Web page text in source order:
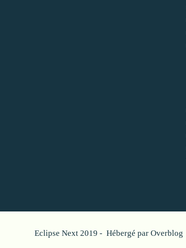
Eclipse Next 2019 - Hébergé par Overblog